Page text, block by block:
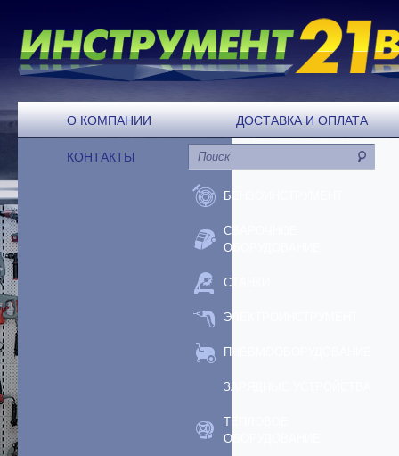
О КОМПАНИИ ДОСТАВКА И ОПЛАТА
КОНТАКТЫ
БЕНЗОИНСТРУМЕНТ
СВАРОЧНОЕ
ОБОРУДОВАНИЕ
СТАНКИ
ЭЛЕКТРОИНСТРУМЕНТ
ПНЕВМООБОРУДОВАНИЕ
ЗАРЯДНЫЕ УСТРОЙСТВА
ТЕПЛОВОЕ
ОБОРУДОВАНИЕ